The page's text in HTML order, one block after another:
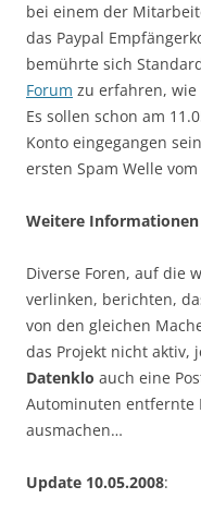
bei einem der
das Paypal
bemührte sich
Forum zu erfahren,
Es sollen schon am
Konto eingegangen
ersten Spam Welle
Weitere Informationen
Diverse Foren, auf die
verlinken, berichten,
von den gleichen
das Projekt nicht aktiv,
Datenklo auch eine
Autominuten entfernte
ausmachen…
Update 10.05.2008: